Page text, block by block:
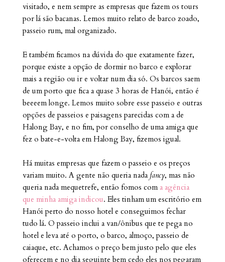
visitado, e nem sempre as empresas que fazem os tours
por lá são bacanas. Lemos muito relato de barco zoado,
passeio rum, mal organizado.
E também ficamos na dúvida do que exatamente fazer,
porque existe a opção de dormir no barco e explorar
mais a região ou ir e voltar num dia só. Os barcos saem
de um porto que fica a quase 3 horas de Hanói, então é
beeeem longe. Lemos muito sobre esse passeio e outras
opções de passeios e paisagens parecidas com a de
Halong Bay, e no fim, por conselho de uma amiga que
fez o bate-e-volta em Halong Bay, fizemos igual.
Há muitas empresas que fazem o passeio e os preços
variam muito. A gente não queria nada fancy, mas não
queria nada mequetrefe, então fomos com a agência
que minha amiga indicou. Eles tinham um escritório em
Hanói perto do nosso hotel e conseguimos fechar
tudo lá. O passeio inclui a van/ônibus que te pega no
hotel e leva até o porto, o barco, almoço, passeio de
caiaque, etc. Achamos o preço bem justo pelo que eles
oferecem e no dia seguinte bem cedo eles nos pegaram